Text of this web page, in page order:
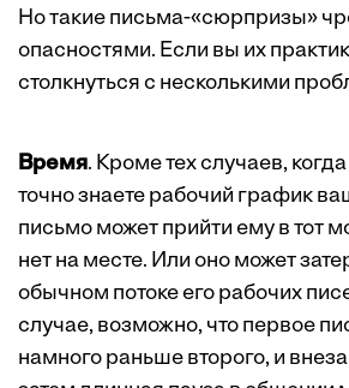
Но такие письма-«сюрпризы»
опасностями. Если вы их
столкнуться с несколькими
Время. Кроме тех случаев,
точно знаете рабочий график
письмо может прийти ему в тот
нет на месте. Или оно может
обычном потоке его рабочих
случае, возможно, что первое
намного раньше второго, и